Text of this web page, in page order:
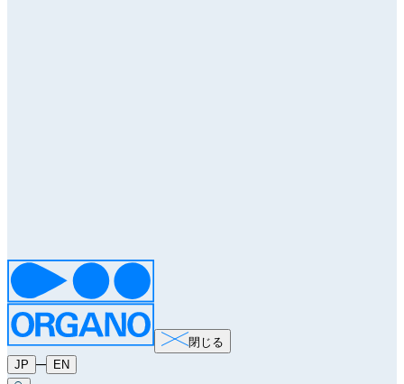
閉じる
JP ─ EN